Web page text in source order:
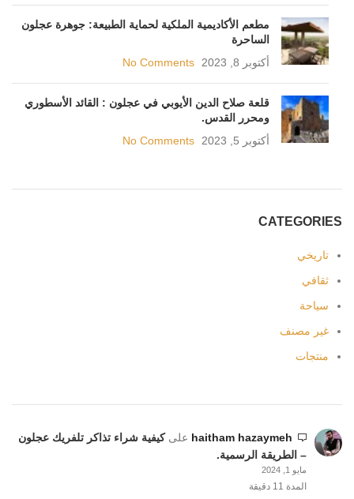
مطعم الأكاديمية الملكية لحماية الطبيعة: جوهرة عجلون
الساحرة
أكتوبر 8, 2023
No Comments
قلعة صلاح الدين الأيوبي في عجلون : القائد الأسطوري
ومحرر القدس.
أكتوبر 5, 2023
No Comments
CATEGORIES
تاريخي
ثقافي
سياحة
غير مصنف
منتجات
haitham hazaymeh علىكيفية شراء تذاكر تلفريك عجلون
– الطريقة الرسمية.
مايو 1, 2024
المدة 11 دقيقة